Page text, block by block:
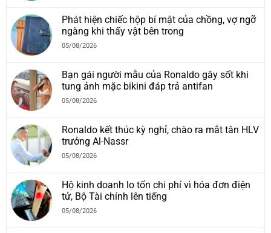
Phát hiện chiếc hộp bí mật của chồng, vợ ngỡ
ngàng khi thấy vật bên trong
05/08/2026
Bạn gái người mẫu của Ronaldo gây sốt khi
tung ảnh mặc bikini đáp trả antifan
05/08/2026
Ronaldo kết thúc kỳ nghỉ, chào ra mắt tân HLV
trưởng Al-Nassr
05/08/2026
Hộ kinh doanh lo tốn chi phí vì hóa đơn điện
tử, Bộ Tài chính lên tiếng
05/08/2026